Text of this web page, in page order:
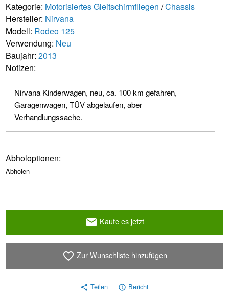
Kategorie: Motorisiertes Gleitschirmfliegen /Chassis
Hersteller: Nirvana
Modell: Rodeo 125
Verwendung: Neu
Baujahr:2013
Notizen:
Nirvana Kinderwagen, neu, ca. 100 km gefahren,
Garagenwagen, TÜV abgelaufen, aber
Verhandlungssache.
Abholoptionen:
Abholen
email Kaufe es jetzt
favorite_border Zur Wunschliste hinzufügen
share Teilen error_outline Bericht